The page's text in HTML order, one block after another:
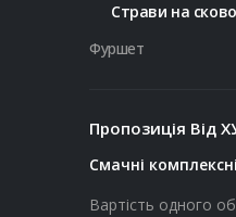
Страви на
Фуршет
Пропозиція Від
Смачні
Вартість одного